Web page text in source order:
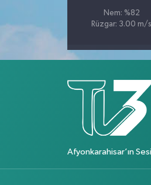
Nem: %82
Rüzgar: 3.00 m/s
Afyonkarahisar’ın